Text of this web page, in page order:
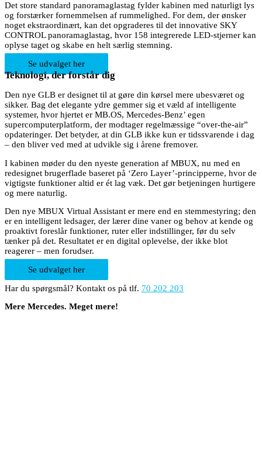
Det store standard panoramaglastag fylder kabinen med naturligt lys
og forstærker fornemmelsen af rummelighed. For dem, der ønsker
noget ekstraordinært, kan det opgraderes til det innovative SKY
CONTROL panoramaglastag, hvor 158 integrerede LED-stjerner kan
oplyse taget og skabe en helt særlig stemning.
Se udvalget her
Teknologi, der forstår dig
Den nye GLB er designet til at gøre din kørsel mere ubesværet og
sikker. Bag det elegante ydre gemmer sig et væld af intelligente
systemer, hvor hjertet er MB.OS, Mercedes-Benz’ egen
supercomputerplatform, der modtager regelmæssige “over-the-air”
opdateringer. Det betyder, at din GLB ikke kun er tidssvarende i dag
– den bliver ved med at udvikle sig i årene fremover.
I kabinen møder du den nyeste generation af MBUX, nu med en
redesignet brugerflade baseret på ‘Zero Layer’-principperne, hvor de
vigtigste funktioner altid er ét lag væk. Det gør betjeningen hurtigere
og mere naturlig.
Den nye MBUX Virtual Assistant er mere end en stemmestyring; den
er en intelligent ledsager, der lærer dine vaner og behov at kende og
proaktivt foreslår funktioner, ruter eller indstillinger, før du selv
tænker på det. Resultatet er en digital oplevelse, der ikke blot
reagerer – men forudser.
Se udvalget her
Har du spørgsmål? Kontakt os på tlf. 70 202 203
Mere Mercedes. Meget mere!